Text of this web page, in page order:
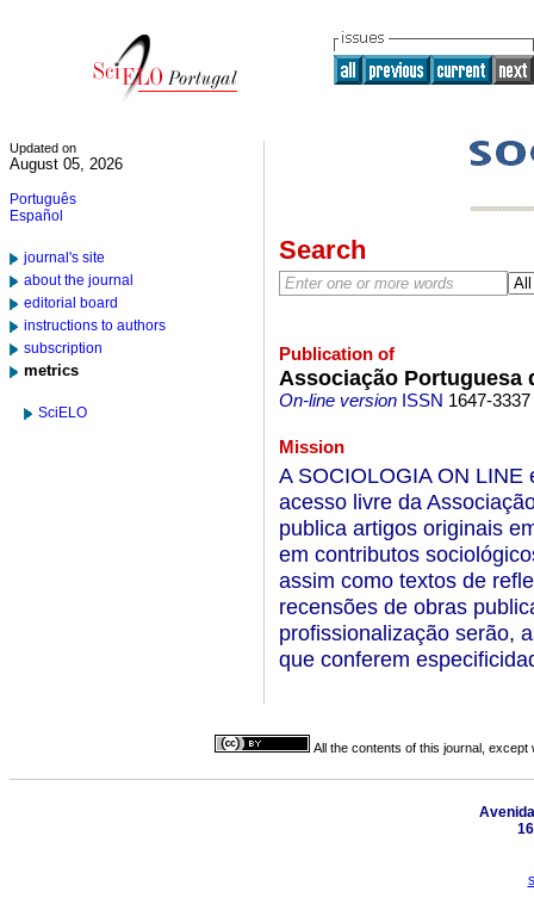
Updated on
August 05, 2026
Português
Español
journal's site
about the journal
editorial board
instructions to authors
subscription
metrics
SciELO
Search
Publication of
Associação Portuguesa
On-line versionISSN 1647-3337
Mission
A SOCIOLOGIA ON
acesso livre da
publica artigos originais
em contributos
assim como textos de
recensões de obras
profissionalização serão,
que conferem
All the contents of this journal,